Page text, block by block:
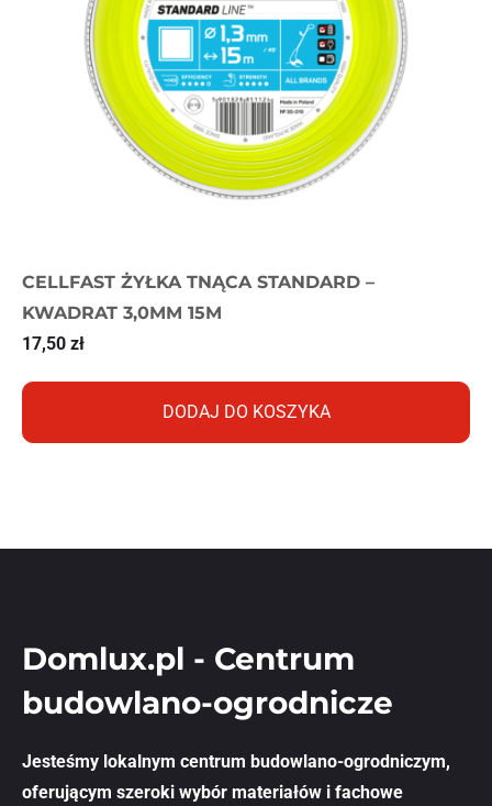
CELLFAST ŻYŁKA TNĄCA STANDARD –
KWADRAT 3,0MM 15M
17,50 zł
DODAJ DO KOSZYKA
Domlux.pl - Centrum
budowlano-ogrodnicze
Jesteśmy lokalnym centrum budowlano-ogrodniczym,
oferującym szeroki wybór materiałów i fachowe